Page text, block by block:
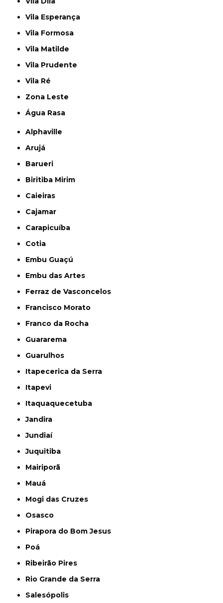
Vila Esperança
Vila Formosa
Vila Matilde
Vila Prudente
Vila Ré
Zona Leste
Água Rasa
Alphaville
Arujá
Barueri
Biritiba Mirim
Caieiras
Cajamar
Carapicuíba
Cotia
Embu Guaçú
Embu das Artes
Ferraz de Vasconcelos
Francisco Morato
Franco da Rocha
Guararema
Guarulhos
Itapecerica da Serra
Itapevi
Itaquaquecetuba
Jandira
Jundiaí
Juquitiba
Mairiporã
Mauá
Mogi das Cruzes
Osasco
Pirapora do Bom Jesus
Poá
Ribeirão Pires
Rio Grande da Serra
Salesópolis